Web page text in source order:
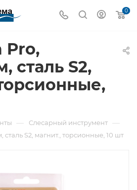
0
Pro,
сталь S2,
— Слесарный инструмент —
S2, магнит., торсионные, 10 шт